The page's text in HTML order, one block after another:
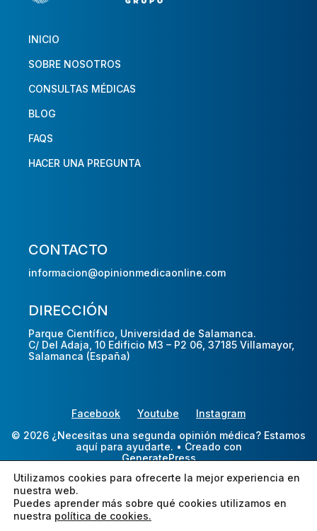
INICIO
SOBRE NOSOTROS
CONSULTAS MÉDICAS
BLOG
FAQS
HACER UNA PREGUNTA
CONTACTO
informacion@opinionmedicaonline.com
DIRECCIÓN
Parque Científico, Universidad de Salamanca.
C/ Del Adaja, 10 Edificio M3 – P2 06, 37185 Villamayor,
Salamanca (España)
Facebook Youtube
Instagram
© 2026 ¿Necesitas una segunda opinión médica? Estamos
aquí para ayudarte. • Creado con
GeneratePress
Utilizamos cookies para ofrecerte la mejor experiencia en
nuestra web.
Puedes aprender más sobre qué cookies utilizamos en
nuestra política de cookies.